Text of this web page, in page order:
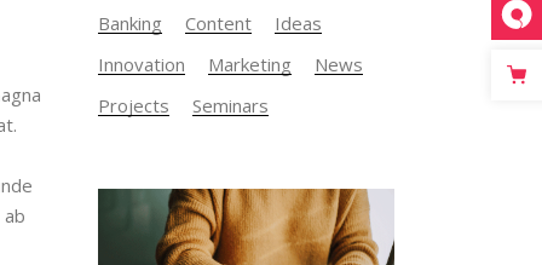
Banking Content
Ideas
Innovation
Marketing
News
Projects
Seminars